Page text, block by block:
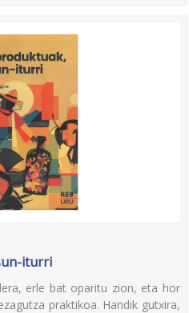
iturri
erle bat oparitu zion, eta hor
praktikoa. Handik gutxira,